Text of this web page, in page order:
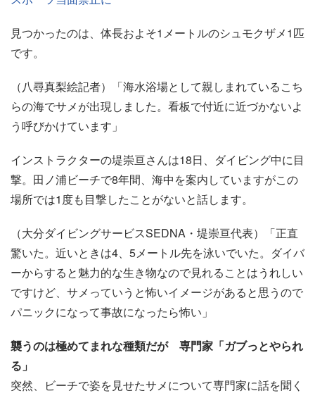
見つかったのは、体長およそ1メートルのシュモクザメ1匹
です。
（八尋真梨絵記者）「海水浴場として親しまれているこち
らの海でサメが出現しました。看板で付近に近づかないよ
う呼びかけています」
インストラクターの堤崇亘さんは18日、ダイビング中に目
撃。田ノ浦ビーチで8年間、海中を案内していますがこの
場所では1度も目撃したことがないと話します。
（大分ダイビングサービスSEDNA・堤崇亘代表）「正直
驚いた。近いときは4、5メートル先を泳いでいた。ダイバ
ーからすると魅力的な生き物なので見れることはうれしい
ですけど、サメっていうと怖いイメージがあると思うので
パニックになって事故になったら怖い」
襲うのは極めてまれな種類だが 専門家「ガブっとやられ
る」
突然、ビーチで姿を見せたサメについて専門家に話を聞く